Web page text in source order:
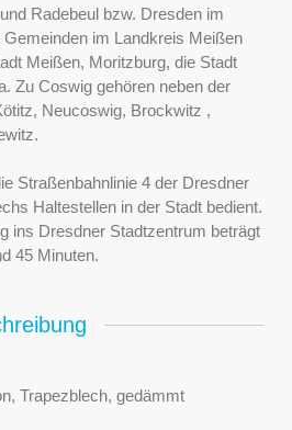
Radebeul bzw. Dresden im
im Landkreis Meißen
Meißen, Moritzburg, die Stadt
Zu Coswig gehören neben der
Neucoswig, Brockwitz ,
Straßenbahnlinie 4 der Dresdner
Haltestellen in der Stadt bedient.
ins Dresdner Stadtzentrum beträgt
45 Minuten.
Trapezblech, gedämmt